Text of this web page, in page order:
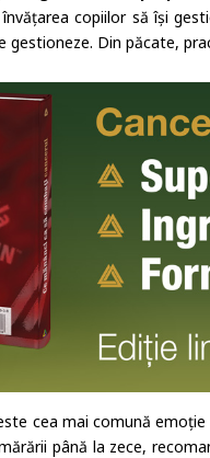
copiilor să își
Din păcate,
cea mai comună
până la zece,